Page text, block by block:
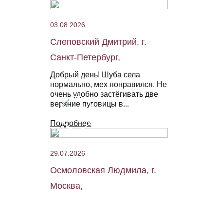
03.08.2026
Слеповский Дмитрий, г.
Санкт-Петербург,
Добрый день! Шуба села
нормально, мех понравился. Не
очень удобно застёгивать две
верхние пуговицы в...
Подробнее
29.07.2026
Осмоловская Людмила, г.
Москва,